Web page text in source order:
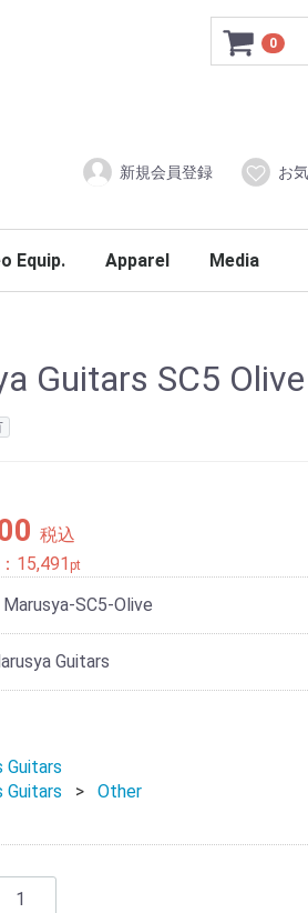
0
新規会員登録 お
Equip. Apparel Media
Guitars SC5
税込
15,491 pt
Marusya-SC5-Olive
Guitars
Guitars
Guitars
Other